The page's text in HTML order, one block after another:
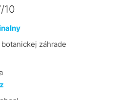
10
záhrade